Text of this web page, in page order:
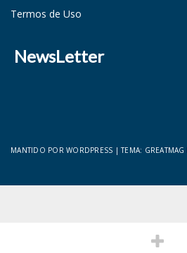
Termos de Uso
NewsLetter
MANTIDO POR WORDPRESS |TEMA: GREATMAG